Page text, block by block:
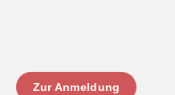
Zur Anmeldung